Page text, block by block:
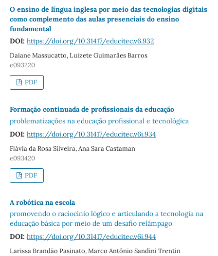
O ensino de língua inglesa por meio das tecnologias digitais
como complemento das aulas presenciais do ensino
fundamental
DOI: https://doi.org/10.31417/educitec.v6.932
Daiane Massucatto, Luizete Guimarães Barros
e093220
PDF
Formação continuada de profissionais da educação
problematizações na educação profissional e tecnológica
DOI: https://doi.org/10.31417/educitec.v6i.934
Flávia da Rosa Silveira, Ana Sara Castaman
e093420
PDF
A robótica na escola
promovendo o raciocínio lógico e articulando a tecnologia na
educação básica por meio de um desafio relâmpago
DOI: https://doi.org/10.31417/educitec.v6i.944
Larissa Brandão Pasinato, Marco Antônio Sandini Trentin